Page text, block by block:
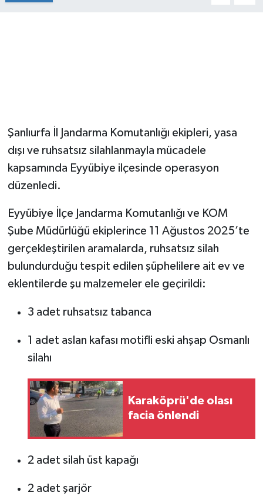
Şanlıurfa İl Jandarma Komutanlığı ekipleri, yasa
dışı ve ruhsatsız silahlanmayla mücadele
kapsamında Eyyübiye ilçesinde operasyon
düzenledi.
Eyyübiye İlçe Jandarma Komutanlığı ve KOM
Şube Müdürlüğü ekiplerince 11 Ağustos 2025’te
gerçekleştirilen aramalarda, ruhsatsız silah
bulundurduğu tespit edilen şüphelilere ait ev ve
eklentilerde şu malzemeler ele geçirildi:
3 adet ruhsatsız tabanca
1 adet aslan kafası motifli eski ahşap Osmanlı
silahı
Karaköprü'de olası
facia önlendi
2 adet silah üst kapağı
2 adet şarjör